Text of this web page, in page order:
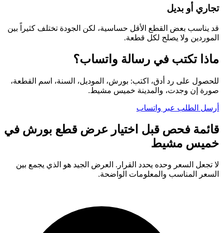
تجاري أو بديل
قد يناسب بعض القطع الأقل حساسية، لكن الجودة تختلف كثيراً بين
الموردين ولا يصلح لكل قطعة.
ماذا تكتب في رسالة واتساب؟
للحصول على رد أدق، اكتب: بورش، الموديل، السنة، اسم القطعة،
صورة إن وجدت، والمدينة خميس مشيط.
أرسل الطلب عبر واتساب
قائمة فحص قبل اختيار عرض قطع بورش في
خميس مشيط
لا تجعل السعر وحده يحدد القرار. العرض الجيد هو الذي يجمع بين
السعر المناسب والمعلومات الواضحة.